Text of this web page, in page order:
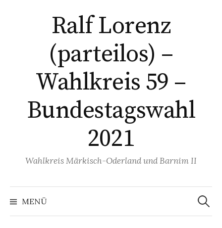
Ralf Lorenz
(parteilos) –
Wahlkreis 59 –
Bundestagswahl
2021
Wahlkreis Märkisch-Oderland und Barnim II
MENÜ
Suchen
nach: